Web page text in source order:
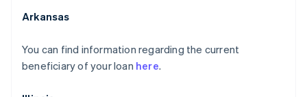
Arkansas
You can find information regarding the current
beneficiary of your loan here.